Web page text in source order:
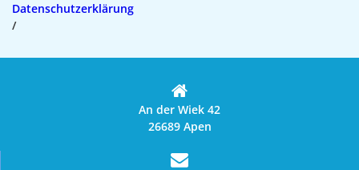
Datenschutzerklärung
/
An der Wiek 42
26689 Apen